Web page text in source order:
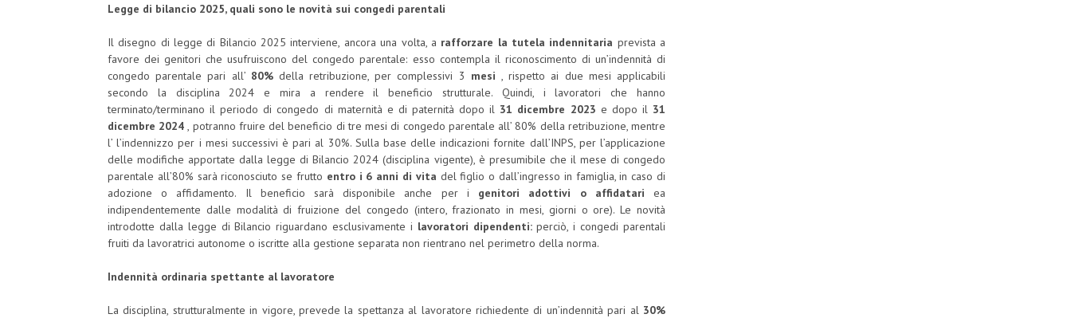
Legge di bilancio 2025, quali sono le novità sui congedi parentali
Il disegno di legge di Bilancio 2025 interviene, ancora una volta, a rafforzare la tutela indennitaria prevista a
favore dei genitori che usufruiscono del congedo parentale: esso contempla il riconoscimento di un’indennità di
congedo parentale pari all’ 80%della retribuzione, per complessivi 3 mesi , rispetto ai due mesi applicabili
secondo la disciplina 2024 e mira a rendere il beneficio strutturale. Quindi, i lavoratori che hanno
terminato/terminano il periodo di congedo di maternità e di paternità dopo il 31 dicembre 2023 e dopo il 31
dicembre 2024 , potranno fruire del beneficio di tre mesi di congedo parentale all’ 80% della retribuzione, mentre
l’ l’indennizzo per i mesi successivi è pari al 30%. Sulla base delle indicazioni fornite dall’INPS, per l’applicazione
delle modifiche apportate dalla legge di Bilancio 2024 (disciplina vigente), è presumibile che il mese di congedo
parentale all’80% sarà riconosciuto se frutto entro i 6 anni di vita del figlio o dall’ingresso in famiglia, in caso di
adozione o affidamento. Il beneficio sarà disponibile anche per i genitori adottivi o affidatari ea
indipendentemente dalle modalità di fruizione del congedo (intero, frazionato in mesi, giorni o ore). Le novità
introdotte dalla legge di Bilancio riguardano esclusivamente i lavoratori dipendenti:perciò, i congedi parentali
fruiti da lavoratrici autonome o iscritte alla gestione separata non rientrano nel perimetro della norma.
Indennità ordinaria spettante al lavoratore
La disciplina, strutturalmente in vigore, prevede la spettanza al lavoratore richiedente di un’indennità pari al 30%